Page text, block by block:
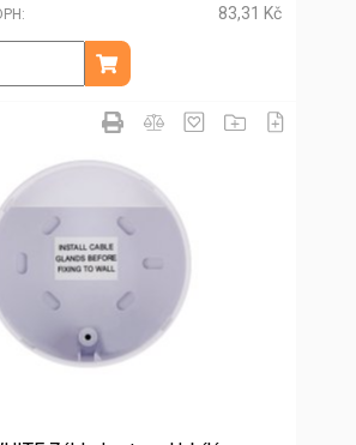
83,31 Kč
ks
Přidat do košíku